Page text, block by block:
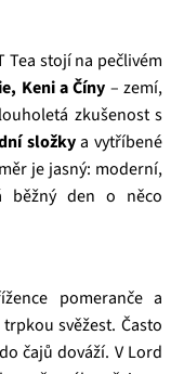
Tea stojí na pečlivém
Keni a Číny – zemí,
zkušenost s
složkya vytříbené
je jasný: moderní,
běžný den o něco
pomeranče a
svěžest. Často
čajů dováží. V Lord